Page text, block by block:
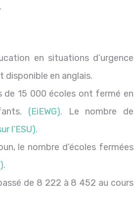
en situations d’urgence
disponible en anglais.
de 15 000 écoles ont fermé en
(EiEWG). Le nombre de
l’ESU).
le nombre d’écoles fermées
de 8 222 à 8 452 au cours